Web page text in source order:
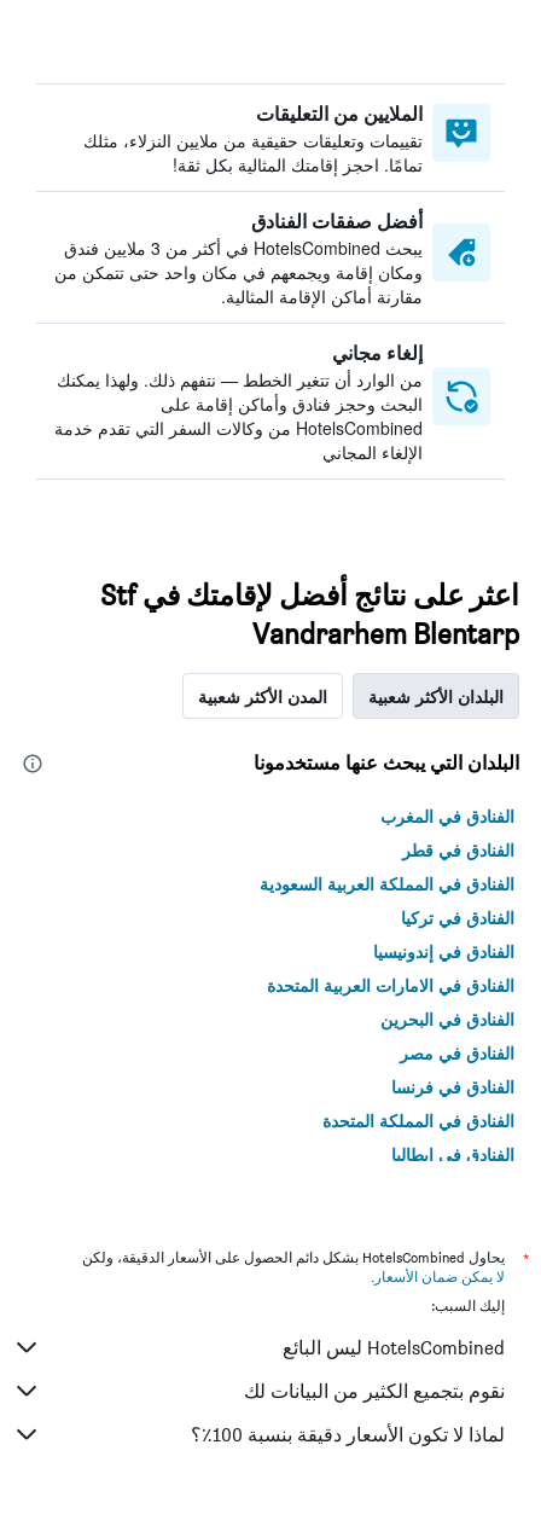
الملايين من التعليقات
تقييمات وتعليقات حقيقية من ملايين النزلاء، مثلك
تمامًا. احجز إقامتك المثالية بكل ثقة!
أفضل صفقات الفنادق
يبحث HotelsCombined في أكثر من 3 ملايين فندق
ومكان إقامة ويجمعهم في مكان واحد حتى تتمكن من
مقارنة أماكن الإقامة المثالية.
إلغاء مجاني
من الوارد أن تتغير الخطط — نتفهم ذلك. ولهذا يمكنك
البحث وحجز فنادق وأماكن إقامة على
HotelsCombined من وكالات السفر التي تقدم خدمة
الإلغاء المجاني
اعثر على نتائج أفضل لإقامتك في Stf
Vandrarhem Blentarp
البلدان الأكثر شعبية المدن الأكثر شعبية
البلدان التي يبحث عنها مستخدمونا
الفنادق في المغرب
الفنادق في قطر
الفنادق في المملكة العربية السعودية
الفنادق في تركيا
الفنادق في إندونيسيا
الفنادق في الامارات العربية المتحدة
الفنادق في البحرين
الفنادق في مصر
الفنادق في فرنسا
الفنادق في المملكة المتحدة
الفنادق في إيطاليا
*
يحاول HotelsCombined بشكل دائم الحصول على الأسعار الدقيقة، ولكن
لا يمكن ضمان الأسعار .
إليك السبب:
HotelsCombined ليس البائع
نقوم بتجميع الكثير من البيانات لك
لماذا لا تكون الأسعار دقيقة بنسبة 100٪؟